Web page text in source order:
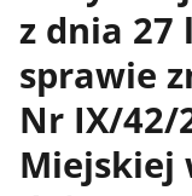
z dnia 27
sprawie
Nr IX/42/
Miejskiej